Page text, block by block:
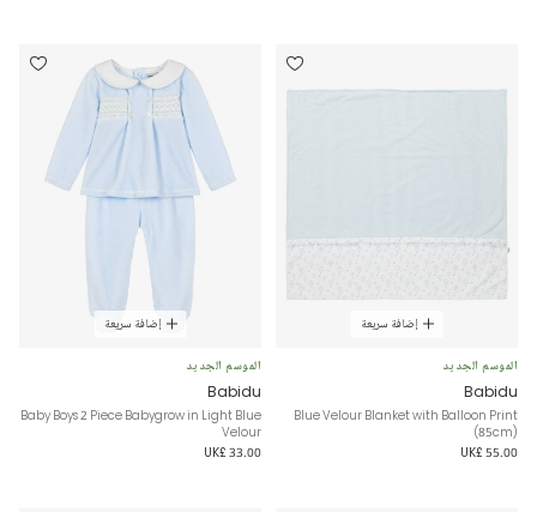
إضافة سريعة
الموسم الجديد
Babidu
Blue Velour Blanket with Balloon Print
(85cm)
UK£ 55.00
إضافة سريعة
الموسم الجديد
Babidu
Baby Boys 2 Piece Babygrow in Light Blue
Velour
UK£ 33.00